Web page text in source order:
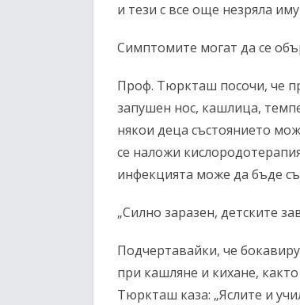
и тези с все още незряла
Симптомите могат да се
Проф. Тюркташ посочи, че
запушен нос, кашлица,
някои деца състоянието
се наложи
инфекцията може да бъде
„Силно заразен, детските
Подчертавайки, че
при кашляне и кихане,
Тюркташ каза: „Яслите и